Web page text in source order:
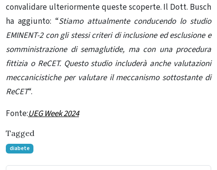
convalidare ulteriormente queste scoperte. Il Dott. Busch
ha aggiunto: “Stiamo attualmente conducendo lo studio
EMINENT-2 con gli stessi criteri di inclusione ed esclusione e
somministrazione di semaglutide, ma con una procedura
fittizia o ReCET. Questo studio includerà anche valutazioni
meccanicistiche per valutare il meccanismo sottostante di
ReCET“.
Fonte:UEG Week 2024
Tagged
diabete